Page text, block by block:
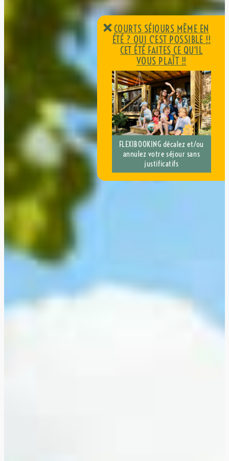
×COURTS SÉJOURS MÊME EN
ÉTÉ ? OUI C'EST POSSIBLE !!
CET ÉTÉ FAITES CE QU'IL
VOUS PLAÎT !!
FLEXIBOOKING décalez et/ou
annulez votre séjour sans
justificatifs
COURTS SÉJOURS MÊME EN
ÉTÉ ? OUI C'EST POSSIBLE !!
CET ÉTÉ FAITES CE QU'IL
VOUS PLAÎT !!
FLEXIBOOKING décalez et/ou